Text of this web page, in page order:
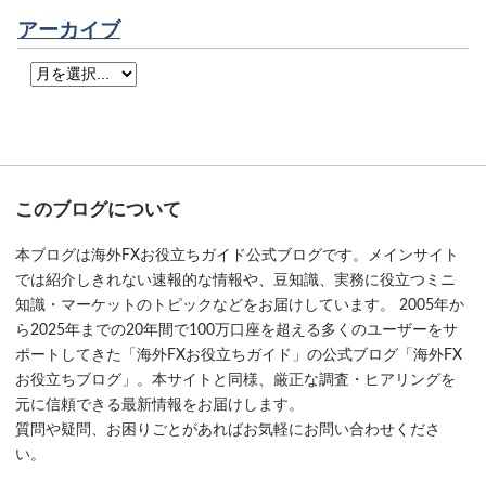
アーカイブ
このブログについて
本ブログは海外FXお役立ちガイド公式ブログです。メインサイト
では紹介しきれない速報的な情報や、豆知識、実務に役立つミニ
知識・マーケットのトピックなどをお届けしています。 2005年か
ら2025年までの20年間で100万口座を超える多くのユーザーをサ
ポートしてきた「海外FXお役立ちガイド」の公式ブログ「海外FX
お役立ちブログ」。本サイトと同様、厳正な調査・ヒアリングを
元に信頼できる最新情報をお届けします。
質問や疑問、お困りごとがあればお気軽にお問い合わせくださ
い。